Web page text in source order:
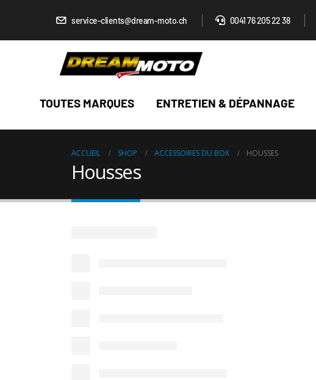
service-clients@dream-moto.ch 0041 76 205 22 38
TOUTES MARQUES ENTRETIEN & DÉPANNAGE
ACCUEIL SHOP ACCESSOIRES DU BOX HOUSSES
Housses